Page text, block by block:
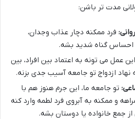
مدت تر باشن:
فرد ممکنه دچار عذاب وجدان،
احساس گناه شدید بشه.
این عمل می تونه به اعتماد بین افراد، بین
نهاد ازدواج تو جامعه آسیب جدی بزنه.
تو جامعه ما، این جرم هنوز هم با
و ممکنه به آبروی فرد لطمه وارد کنه
جمع خانواده یا دوستان بشه.